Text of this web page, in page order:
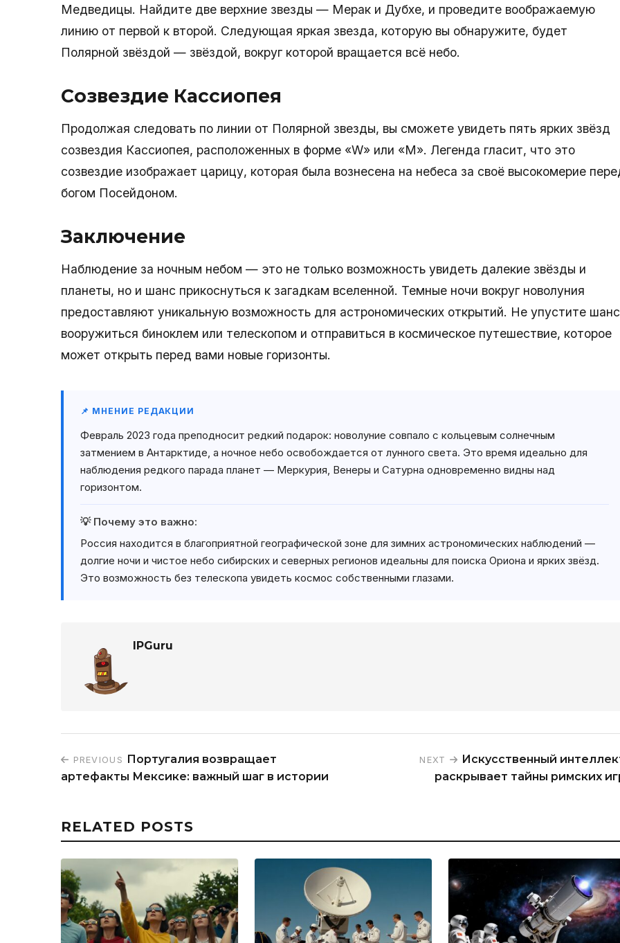
Медведицы. Найдите две верхние звезды — Мерак и Дубхе, и проведите воображаемую
линию от первой к второй. Следующая яркая звезда, которую вы обнаружите, будет
Полярной звёздой — звёздой, вокруг которой вращается всё небо.
Созвездие Кассиопея
Продолжая следовать по линии от Полярной звезды, вы сможете увидеть пять ярких звёзд
созвездия Кассиопея, расположенных в форме «W» или «M». Легенда гласит, что это
созвездие изображает царицу, которая была вознесена на небеса за своё высокомерие
богом Посейдоном.
Заключение
Наблюдение за ночным небом — это не только возможность увидеть далекие звёзды и
планеты, но и шанс прикоснуться к загадкам вселенной. Темные ночи вокруг новолуния
предоставляют уникальную возможность для астрономических открытий. Не упустите шанс
вооружиться биноклем или телескопом и отправиться в космическое путешествие, которое
может открыть перед вами новые горизонты.
📌 МНЕНИЕ РЕДАКЦИИ
Февраль 2023 года преподносит редкий подарок: новолуние совпало с кольцевым солнечным
затмением в Антарктиде, а ночное небо освобождается от лунного света. Это время идеально для
наблюдения редкого парада планет — Меркурия, Венеры и Сатурна одновременно видны над
горизонтом.
💡 Почему это важно:
Россия находится в благоприятной географической зоне для зимних астрономических наблюдений —
долгие ночи и чистое небо сибирских и северных регионов идеальны для поиска Ориона и ярких звёзд.
Это возможность без телескопа увидеть космос собственными глазами.
IPGuru
PREVIOUS Португалия возвращает
артефакты Мексике: важный шаг в истории
NEXT
Искусственный
раскрывает тайны римских
RELATED POSTS